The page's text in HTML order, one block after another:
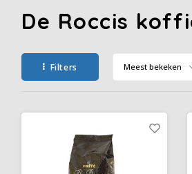
De Roccis
Filters Meest bekeken